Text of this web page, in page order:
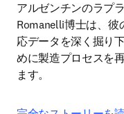
アルゼンチンのラプ
Romanelli博士は、彼
応データを深く掘り
めに製造プロセスを
ます。